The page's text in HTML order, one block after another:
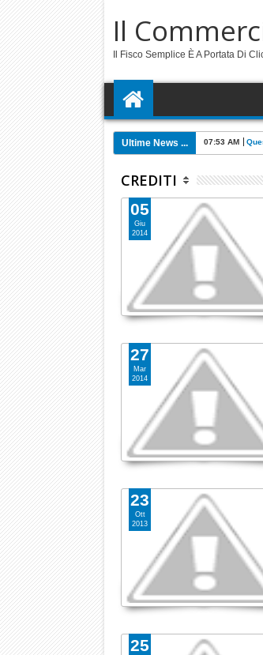
Il
Il Fisco Semplice È A Portata Di
Ultime News ... 07:53 AM
CREDITI
05
Giu
2014
27
Mar
2014
23
Ott
2013
25